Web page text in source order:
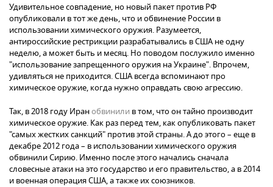
Удивительное совпадение, но новый пакет против РФ
опубликовали в тот же день, что и обвинение России в
использовании химического оружия. Разумеется,
антироссийские рестрикции разрабатывались в США не одну
неделю, а может быть и месяц. Но поводом послужило именно
"использование запрещенного оружия на Украине". Впрочем,
удивляться не приходится. США всегда вспоминают про
химическое оружие, когда нужно оправдать свою агрессию.
Так, в 2018 году Иранобвинили в том, что он тайно производит
химическое оружие. Как раз перед тем, как опубликовать пакет
"самых жестких санкций" против этой страны. А до этого – еще в
декабре 2012 года – в использовании химического оружия
обвинили Сирию. Именно после этого начались сначала
словесные атаки на это государство и его правительство, а в 2014
и военная операция США, а также их союзников.